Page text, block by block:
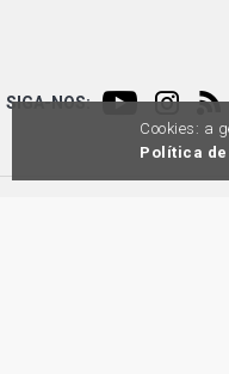
SIGA-NOS:
Cookies: a
Política